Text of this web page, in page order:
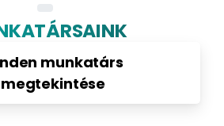
munkatárs
megtekintése